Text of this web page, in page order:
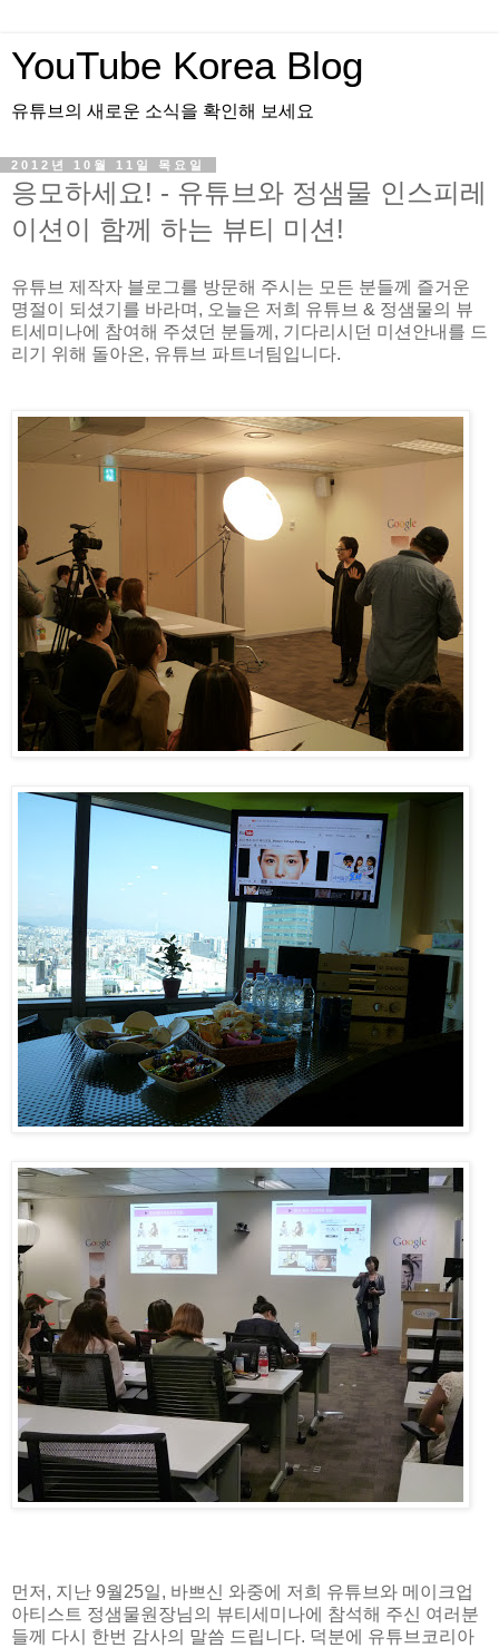
YouTube Korea Blog
유튜브의 새로운 소식을 확인해 보세요
2012년 10월 11일 목요일
응모하세요! - 유튜브와 정샘물 인스피레
이션이 함께 하는 뷰티 미션!
유튜브 제작자 블로그를 방문해 주시는 모든 분들께 즐거운
명절이 되셨기를 바라며, 오늘은 저희 유튜브 & 정샘물의 뷰
티세미나에 참여해 주셨던 분들께, 기다리시던 미션안내를 드
리기 위해 돌아온, 유튜브 파트너팀입니다.
먼저, 지난 9월25일, 바쁘신 와중에 저희 유튜브와 메이크업
아티스트 정샘물원장님의 뷰티세미나에 참석해 주신 여러분
들께 다시 한번 감사의 말씀 드립니다. 덕분에 유튜브코리아